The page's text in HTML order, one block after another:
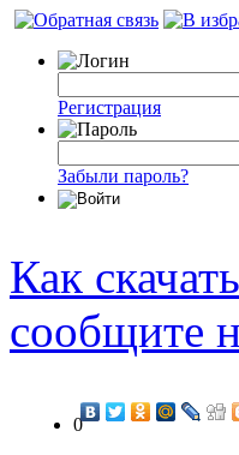
Регистрация
Забыли пароль?
Как
сообщите
0